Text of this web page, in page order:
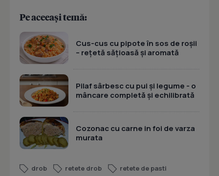
Pe aceeași temă:
Cus-cus cu pipote în sos de roșii
– rețetă sățioasă și aromată
Pilaf sârbesc cu pui și legume - o
mâncare completă și echilibrată
Cozonac cu carne in foi de varza
murata
drob retete drob
retete de pasti